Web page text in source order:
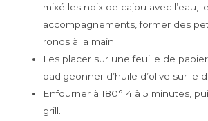
mixé les noix de cajou avec l’eau,
accompagnements, former des
ronds à la main.
Les placer sur une feuille de
badigeonner d’huile d’olive sur le
Enfourner à 180° 4 à 5 minutes,
grill.